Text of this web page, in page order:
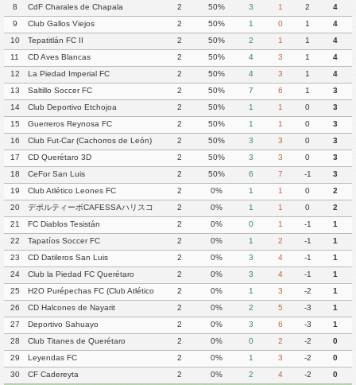
8
CdF Charales de Chapala 2 50% 3 1 2
4
9
Club Gallos Viejos 2 50% 1 0 1
4
10
Tepatitlán FC II 2 50% 2 1 1
4
11
CD Aves Blancas 2 50% 4 3 1
4
12
La Piedad Imperial FC 2 50% 4 3 1
4
13
Saltillo Soccer FC 2 50% 7 6 1
3
14
Club Deportivo Etchojoa 2 50% 1 1 0
3
15
Guerreros Reynosa FC 2 50% 1 1 0
3
16
Club Fut-Car (Cachorros de León) 2 50% 3 3 0
3
17
CD Querétaro 3D 2 50% 3 3 0
3
18
CeFor San Luis 2 50% 6 7 -1
3
19
Club Atlético Leones FC 2 0% 1 1 0
2
20
デポルティーボCAFESSAハリスコ 2 0% 1 1 0
2
21
FC Diablos Tesistán 2 0% 0 1 -1
1
22
Tapatíos Soccer FC 2 0% 1 2 -1
1
23
CD Datileros San Luis 2 0% 3 4 -1
1
24
Club la Piedad FC Querétaro 2 0% 3 4 -1
1
25
H2O Purépechas FC (Club Atlético
Morelia II)
2 0% 1 3 -2
1
26
CD Halcones de Nayarit 2 0% 2 5 -3
1
27
Deportivo Sahuayo 2 0% 3 6 -3
1
28
Club Titanes de Querétaro 2 0% 0 2 -2
0
29
Leyendas FC 2 0% 1 3 -2
0
30
CF Cadereyta 2 0% 2 4 -2
0